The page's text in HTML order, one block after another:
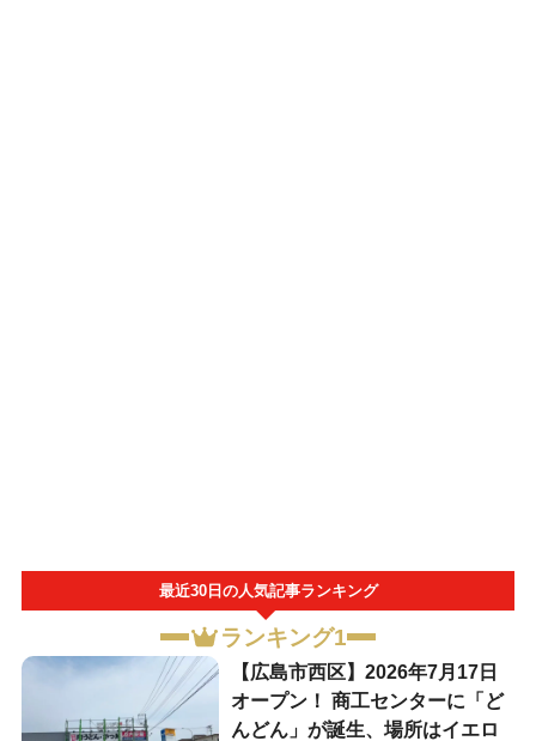
最近30日の人気記事ランキング
ランキング1
【広島市西区】2026年7月17日
オープン！ 商工センターに「ど
んどん」が誕生、場所はイエロ